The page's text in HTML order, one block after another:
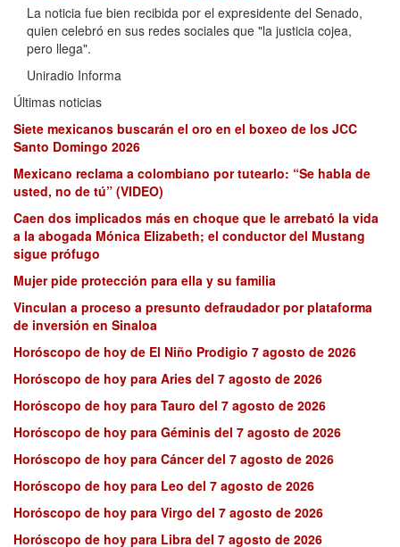
La noticia fue bien recibida por el expresidente del Senado,
quien celebró en sus redes sociales que "la justicia cojea,
pero llega".
Uniradio Informa
Últimas noticias
Siete mexicanos buscarán el oro en el boxeo de los JCC
Santo Domingo 2026
Mexicano reclama a colombiano por tutearlo: “Se habla de
usted, no de tú” (VIDEO)
Caen dos implicados más en choque que le arrebató la vida
a la abogada Mónica Elizabeth; el conductor del Mustang
sigue prófugo
Mujer pide protección para ella y su familia
Vinculan a proceso a presunto defraudador por plataforma
de inversión en Sinaloa
Horóscopo de hoy de El Niño Prodigio 7 agosto de 2026
Horóscopo de hoy para Aries del 7 agosto de 2026
Horóscopo de hoy para Tauro del 7 agosto de 2026
Horóscopo de hoy para Géminis del 7 agosto de 2026
Horóscopo de hoy para Cáncer del 7 agosto de 2026
Horóscopo de hoy para Leo del 7 agosto de 2026
Horóscopo de hoy para Virgo del 7 agosto de 2026
Horóscopo de hoy para Libra del 7 agosto de 2026